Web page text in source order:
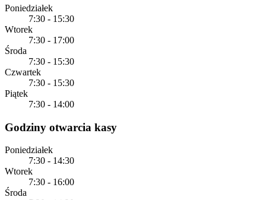
Poniedziałek
7:30 - 15:30
Wtorek
7:30 - 17:00
Środa
7:30 - 15:30
Czwartek
7:30 - 15:30
Piątek
7:30 - 14:00
Godziny otwarcia kasy
Poniedziałek
7:30 - 14:30
Wtorek
7:30 - 16:00
Środa